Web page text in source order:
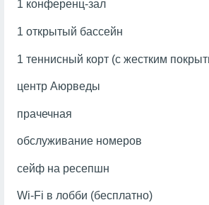
1 конференц-зал
1 открытый бассейн
1 теннисный корт (с жестким
центр Аюрведы
прачечная
обслуживание номеров
сейф на ресепшн
Wi-Fi в лобби (бесплатно)